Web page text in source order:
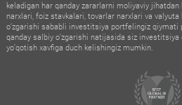
keladigan har qanday zararlarni moliyaviy
narxlari, foiz stavkalari, tovarlar narxlari va
o‘zgarishi sababli investitsiya portfelingiz
qanday salbiy o‘zgarishi natijasida siz
yo‘qotish xavfiga duch kelishingiz mumkin.